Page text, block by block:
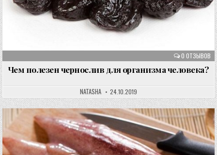
0 ОТЗЫВОВ
Чем полезен чернослив для организма человека?
NATASHA 24.10.2019